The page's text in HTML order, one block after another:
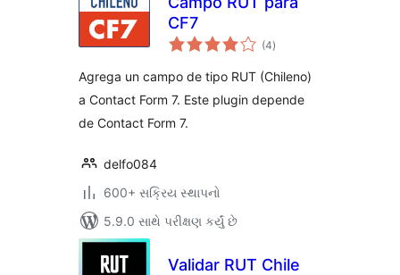
CF7
(4કુલ
રેટિંગ્સ
)
Agrega un campo de tipo RUT (Chileno)
a Contact Form 7. Este plugin depende
de Contact Form 7.
delfo084
600+ સક્રિય સ્થાપનો
5.9.0 સાથે પરીક્ષણ કર્યું છે
Validar RUT Chile